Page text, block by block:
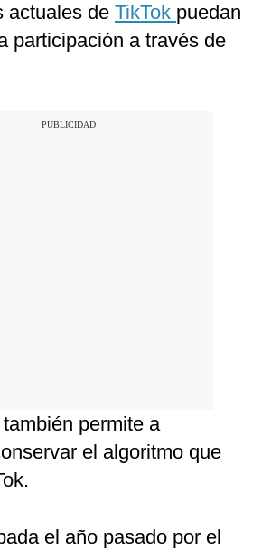
actuales de TikTok puedan
participación a través de
permite a
el algoritmo que
el año pasado por el